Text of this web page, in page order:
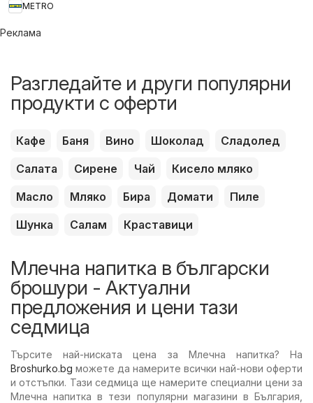
METRO
Реклама
Разгледайте и други популярни
продукти с оферти
Кафе Баня Вино Шоколад
Сладолед
Салата
Сирене Чай
Кисело мляко
Масло
Мляко Бира Домати
Пиле
Шунка
Салам Краставици
Млечна напитка в български
брошури - Актуални
предложения и цени тази
седмица
Търсите най-ниската цена за Млечна напитка? На
Broshurko.bg можете да намерите всички най-нови оферти
и отстъпки. Тази седмица ще намерите специални цени за
Млечна напитка в тези популярни магазини в България,